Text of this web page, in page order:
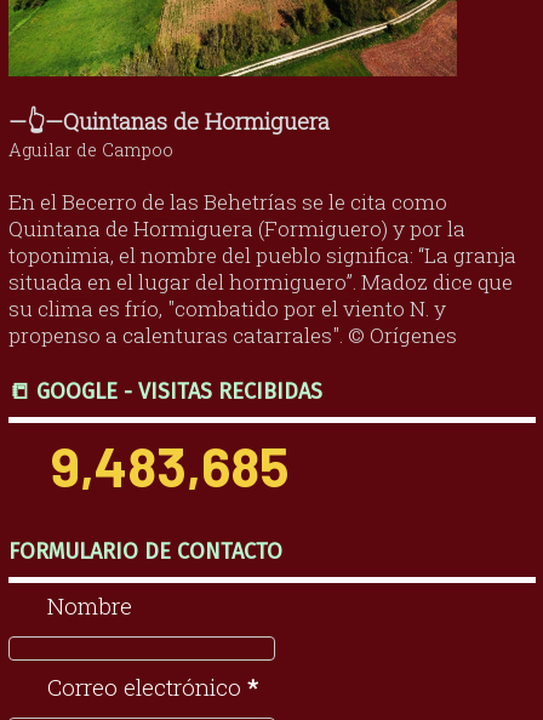
—👆—Quintanas de Hormiguera
Aguilar de Campoo
En el Becerro de las Behetrías se le cita como
Quintana de Hormiguera (Formiguero) y por la
toponimia, el nombre del pueblo significa: “La granja
situada en el lugar del hormiguero”. Madoz dice que
su clima es frío, "combatido por el viento N. y
propenso a calenturas catarrales". © Orígenes
📒 GOOGLE - VISITAS RECIBIDAS
9,483,685
FORMULARIO DE CONTACTO
Nombre
Correo electrónico *